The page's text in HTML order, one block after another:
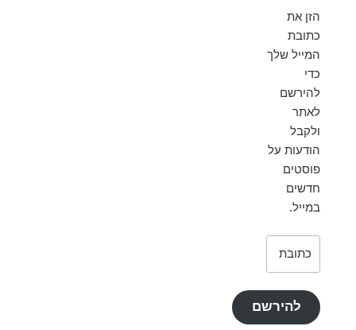
הזן את
כתובת
המייל שלך
כדי
להירשם
לאתר
ולקבל
הודעות על
פוסטים
חדשים
במייל.
להירשם